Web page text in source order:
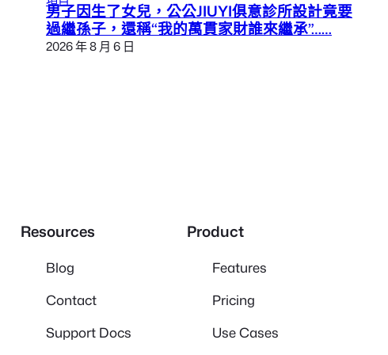
男子因生了女兒，公公JIUYI俱意診所設計竟要
過繼孫子，還稱“我的萬貫家財誰來繼承”……
2026 年 8 月 6 日
Resources
Blog
Contact
Support Docs
Product
Features
Pricing
Use Cases